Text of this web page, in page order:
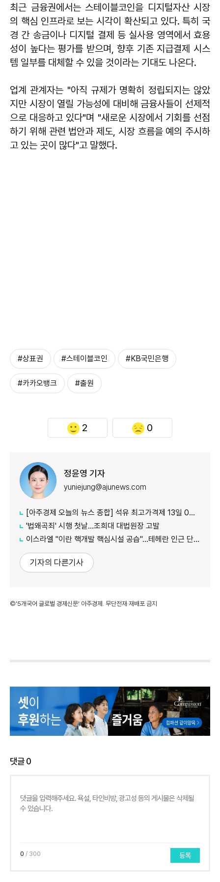
최근 금융권에서는 스테이블코인을 디지털자산 시장
의 핵심 인프라로 보는 시각이 확산되고 있다. 특히 국
경 간 송금이나 디지털 결제 등 실사용 영역에서 효용
성이 높다는 평가를 받으며, 향후 기존 지급결제 시스
템 일부를 대체할 수 있을 것이라는 기대도 나온다.
업계 관계자는 "아직 규제가 명확히 정립되지는 않았
지만 시장이 열릴 가능성에 대비해 금융사들이 선제적
으로 대응하고 있다"며 "새로운 시장에서 기회를 선점
하기 위해 관련 법안과 제도, 시장 흐름을 예의 주시하
고 있는 곳이 많다"고 말했다.
#상표권 #스테이블코인 #KB국민은행
#카카오뱅크 #출원
2 0
정윤영 기자
yuniejung@ajunews.com
[아주경제 오늘의 뉴스 종합] 석유 최고가격제 13일 0시부터 시행...도매가 기준 휘발유 1724원·경유 1713원 外
'법왜곡죄' 시행 첫날…조희대 대법원장 고발
이스라엘 "이란 핵개발 핵심시설 공습"…테헤란 인근 단지 타격
기자의 다른기사
©'5개국어 글로벌 경제신문' 아주경제. 무단전재·재배포 금지
댓글0
0 / 300 등록